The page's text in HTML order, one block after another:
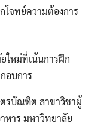
โจทย์ความต้องการ
ใหม่ที่เน้นการฝึก
อบการ
รบัณฑิต สาขาวิชาผู้
หาร มหาวิทยาลัย